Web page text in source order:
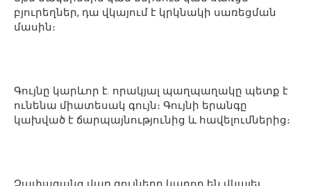
բյուրեղներ, դա վկայում է կրկնակի սառեցման
մասին։
Գույնը կարևոր է. որակյալ պաղպաղակը պետք է
ունենա միատեսակ գույն։ Գույնի երանգը
կախված է ճարպայնությունից և հավելումներից։